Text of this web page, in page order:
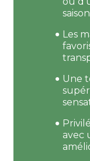
Les
Une
avec